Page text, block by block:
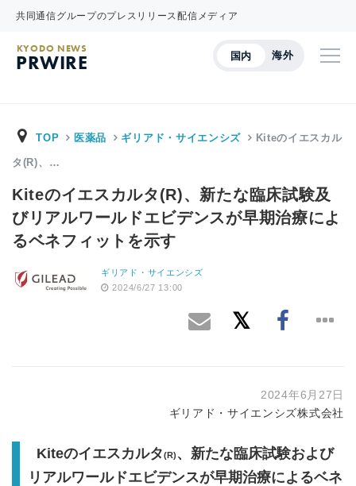
共同通信グループのプレスリリース配信メディア
国内 海外
KYODO NEWS
PRWIRE
TOP 医薬品 ギリアド・サイエンシズ Kiteのイエスカル
タ(R)、…
Kiteのイエスカルタ(R)、新たな臨床試験及
びリアルワールドエビデンスが早期治療によ
るベネフィットを示す
ギリアド・サイエンシズ
2024/6/27 13:00
2024年6月27日
ギリアド・サイエンシズ株式会社
Kiteのイエスカルタ(R) 、新たな臨床試験および
リアルワールドエビデンスが早期治療によるベネ